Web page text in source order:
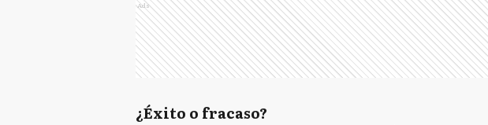
Ads
¿Éxito o fracaso?